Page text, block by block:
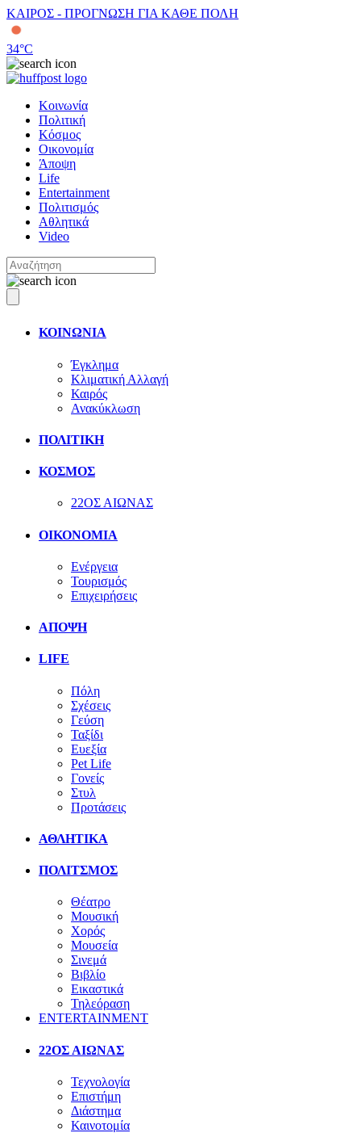
ΚΑΙΡΟΣ - ΠΡΟΓΝΩΣΗ ΓΙΑ ΚΑΘΕ ΠΟΛΗ
34°C
Κοινωνία
Πολιτική
Κόσμος
Οικονομία
Άποψη
Life
Entertainment
Πολιτισμός
Αθλητικά
Video
ΚΟΙΝΩΝΙΑ
Έγκλημα
Κλιματική Αλλαγή
Καιρός
Ανακύκλωση
ΠΟΛΙΤΙΚΗ
ΚΟΣΜΟΣ
22ΟΣ ΑΙΩΝΑΣ
ΟΙΚΟΝΟΜΙΑ
Ενέργεια
Τουρισμός
Επιχειρήσεις
ΑΠΟΨΗ
LIFE
Πόλη
Σχέσεις
Γεύση
Ταξίδι
Ευεξία
Pet Life
Γονείς
Στυλ
Προτάσεις
ΑΘΛΗΤΙΚΑ
ΠΟΛΙΤΣΜΟΣ
Θέατρο
Μουσική
Χορός
Μουσεία
Σινεμά
Βιβλίο
Εικαστικά
Τηλεόραση
ENTERTAINMENT
22ΟΣ ΑΙΩΝΑΣ
Τεχνολογία
Επιστήμη
Διάστημα
Καινοτομία